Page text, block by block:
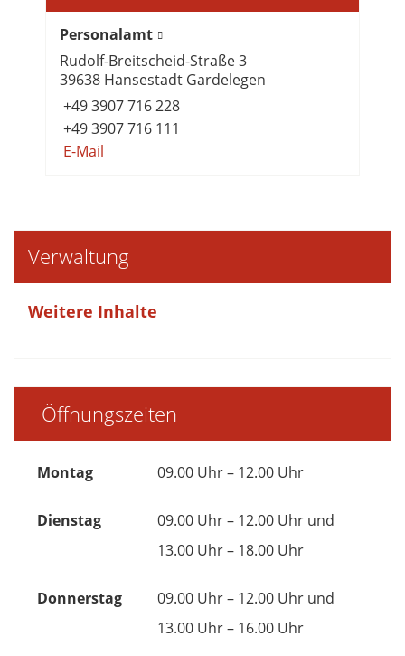
Personalamt
Rudolf-Breitscheid-Straße 3
39638 Hansestadt Gardelegen
+49 3907 716 228
+49 3907 716 111
E-Mail
Verwaltung
Weitere Inhalte
Öffnungszeiten
Montag 09.00 Uhr – 12.00 Uhr
Dienstag
09.00 Uhr – 12.00 Uhr und
13.00 Uhr – 18.00 Uhr
Donnerstag
09.00 Uhr – 12.00 Uhr und
13.00 Uhr – 16.00 Uhr